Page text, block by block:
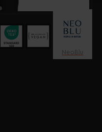
NeoBlu